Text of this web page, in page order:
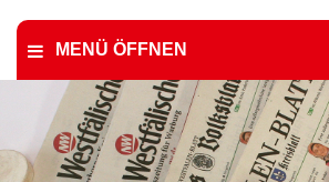
MENÜ ÖFFNEN